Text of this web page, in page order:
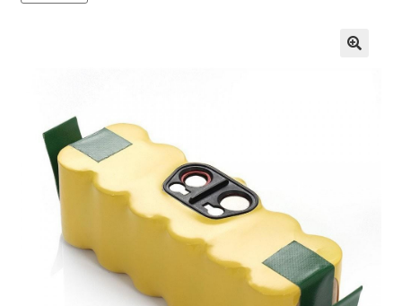
Finalizar compra